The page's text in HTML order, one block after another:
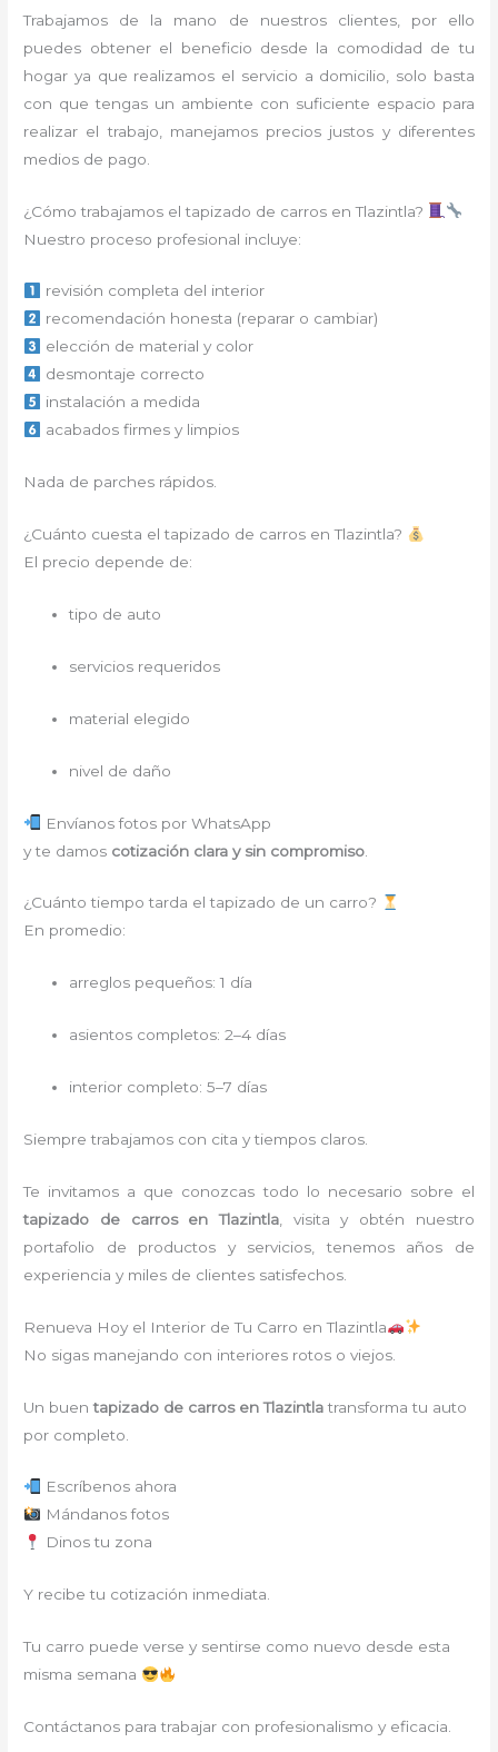
Trabajamos de la mano de nuestros clientes, por ello
puedes obtener el beneficio desde la comodidad de tu
hogar ya que realizamos el servicio a domicilio, solo basta
con que tengas un ambiente con suficiente espacio para
realizar el trabajo, manejamos precios justos y diferentes
medios de pago.
¿Cómo trabajamos el tapizado de carros en Tlazintla?
Nuestro proceso profesional incluye:
revisión completa del interior
recomendación honesta (reparar o cambiar)
elección de material y color
desmontaje correcto
instalación a medida
acabados firmes y limpios
Nada de parches rápidos.
¿Cuánto cuesta el tapizado de carros en Tlazintla?
El precio depende de:
tipo de auto
servicios requeridos
material elegido
nivel de daño
Envíanos fotos por WhatsApp
y te damos cotización clara y sin compromiso
¿Cuánto tiempo tarda el tapizado de un carro?
En promedio:
arreglos pequeños: 1 día
asientos completos: 2–4 días
interior completo: 5–7 días
Siempre trabajamos con cita y tiempos claros.
Te invitamos a que conozcas todo lo necesario sobre el
tapizado de carros en Tlazintla , visita y obtén nuestro
portafolio de productos y servicios, tenemos años de
experiencia y miles de clientes satisfechos.
Renueva Hoy el Interior de Tu Carro en Tlazintla
No sigas manejando con interiores rotos o viejos.
Un buentapizado de carros en Tlazintlatransforma tu auto
por completo.
Escríbenos ahora
Mándanos fotos
Dinos tu zona
Y recibe tu cotización inmediata.
Tu carro puede verse y sentirse como nuevo desde esta
misma semana
Contáctanos para trabajar con profesionalismo y eficacia.